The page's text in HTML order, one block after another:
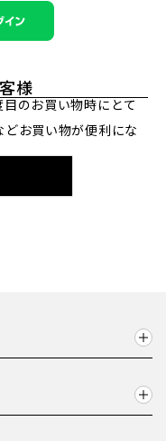
様
のお買い物時にとて
お買い物が便利にな